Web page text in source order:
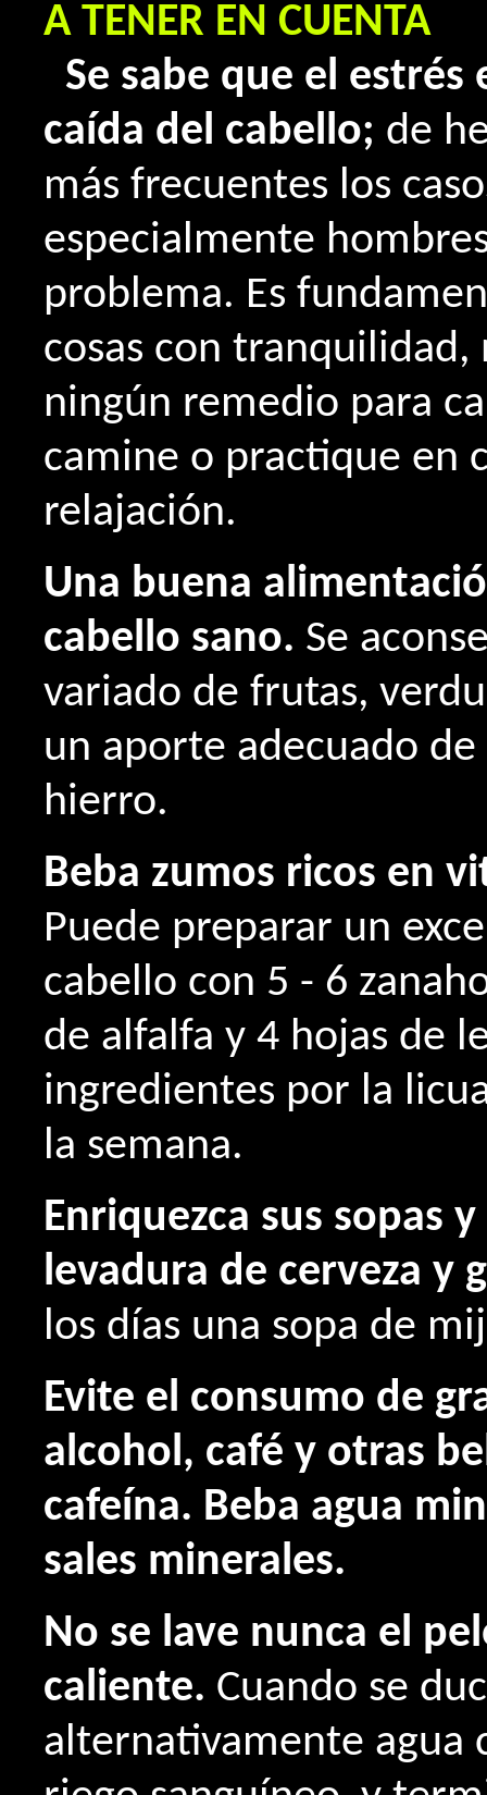
A TENER EN CUENTA
Se sabe que el
caída del cabello; de
más frecuentes los
especialmente
problema. Es
cosas con
ningún remedio para
camine o practique en
relajación.
Una buena
cabello sano. Se
variado de frutas,
un aporte adecuado
hierro.
Beba zumos ricos en
Puede preparar un
cabello con 5 - 6
de alfalfa y 4 hojas de
ingredientes por la
la semana.
Enriquezca sus sopas
levadura de cerveza y
los días una sopa de
Evite el consumo de
alcohol, café y otras
cafeína. Beba agua
sales minerales.
No se lave nunca el
caliente. Cuando se
alternativamente agua